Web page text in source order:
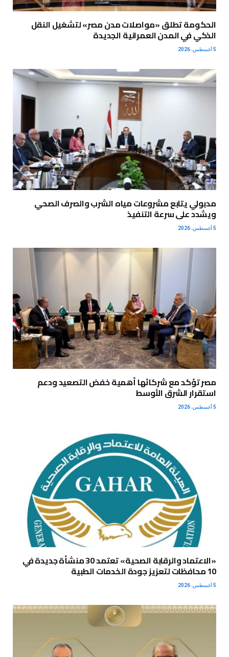
الحكومة تطلق «مواصلات مدن مصر» لتشغيل النقل
الذكي في المدن العمرانية الجديدة
5 أغسطس، 2026
مدبولي يتابع مشروعات مياه الشرب والصرف الصحي
ويشدد على سرعة التنفيذ
5 أغسطس، 2026
مصر تؤكد مع شركائها أهمية خفض التصعيد ودعم
استقرار الشرق الأوسط
5 أغسطس، 2026
«الاعتماد والرقابة الصحية» تعتمد 30 منشأة جديدة في
10 محافظات لتعزيز جودة الخدمات الطبية
5 أغسطس، 2026